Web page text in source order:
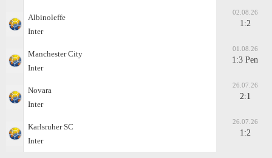
Albinoleffe
Inter
02.08.26
1:2
Manchester City
Inter
01.08.26
1:3 Pen
Novara
Inter
26.07.26
2:1
Karlsruher SC
Inter
26.07.26
1:2